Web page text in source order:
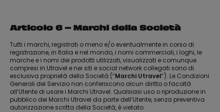
Articolo 6 – Marchi della Società
Tutti i marchi, registrati o meno e/o eventualmente in corso di
registrazione, in Italia e nel mondo, i nomi commerciali, i loghi, le
marche e i nomi dei prodotti utilizzati, visualizzati e comunque
compresi in Utravel e nei siti e social network collegati sono di
esclusiva proprietà della Società (“Marchi Utravel”). Le Condizioni
Generali del Servizio non conferiscono alcun diritto o facoltà
all’Utente di usare i Marchi Utravel. Qualsiasi uso o riproduzione in
pubblico dei Marchi Utravel da parte dell’Utente, senza preventiva
autorizzazione scritta della Società, è vietato.